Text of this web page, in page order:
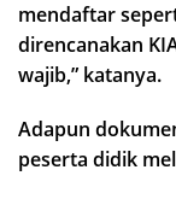
mendaftar
direncanakan
wajib,” katanya.
Adapun
peserta didik